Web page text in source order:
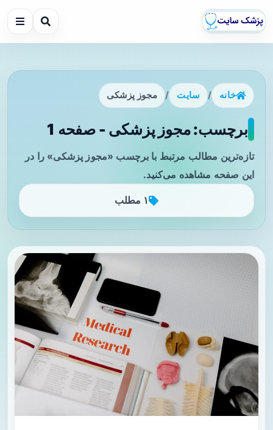
خانه / سایت / مجوز پزشکی
برچسب: مجوز پزشکی - صفحه 1
تازه‌ترین مطالب مرتبط با برچسب «مجوز پزشکی» را در
این صفحه مشاهده می‌کنید.
۱ مطلب